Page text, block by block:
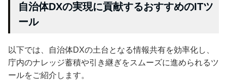
自治体DXの実現に貢献するおすすめのITツ
ール
以下では、自治体DXの土台となる情報共有を効率化し、
庁内のナレッジ蓄積や引き継ぎをスムーズに進められるツ
ールをご紹介します。